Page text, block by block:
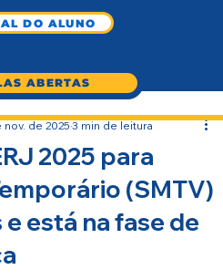
ABERTAS
DO ALUNO
2025 para
(SMTV)
está na fase de
nov. de 2025 3 min de leitura